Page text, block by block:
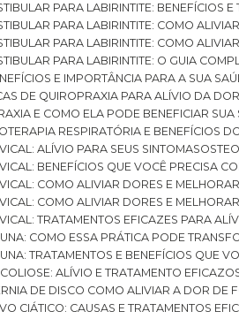
PARA LABIRINTITE: BENEFÍCIOS
PARA LABIRINTITE: COMO
PARA LABIRINTITE: COMO
PARA LABIRINTITE: O GUIA
E IMPORTÂNCIA PARA A SUA
DE QUIROPRAXIA PARA ALÍVIO DA
E COMO ELA PODE BENEFICIAR SUA
RESPIRATÓRIA E BENEFÍCIOS
ALÍVIO PARA SEUS SINTOMAS
BENEFÍCIOS QUE VOCÊ PRECISA
COMO ALIVIAR DORES E
COMO ALIVIAR DORES E
TRATAMENTOS EFICAZES PARA
COMO ESSA PRÁTICA PODE
TRATAMENTOS E BENEFÍCIOS QUE
ALÍVIO E TRATAMENTO EFICAZ
DE DISCO COMO ALIVIAR A DOR DE
CIÁTICO: CAUSAS E TRATAMENTOS